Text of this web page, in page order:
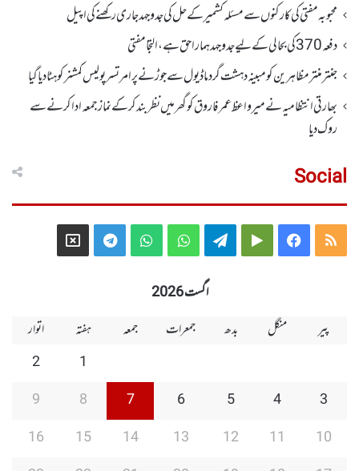
محبوبہ مفتی کی کارکنوں سے مسئلہ کشمیر کے حل کی جدوجہد جاری رکھنے کی اپیل
دفعہ370کی بحالی کے لیے جدوجہد ہمارا حق ہے، التجا مفتی
جنتر منتر مظاہرین کو مبینہ دہشت گرد ماڈیول سے جوڑنے پر امرتسر پولیس کمشنر کو ہٹا دیاگیا
بھارتی انتظامیہ نے میر واعظ عمر فاروق کو گھر میں نظر بندکر کے نماز جمعہ ادا کرنے سے
روک دیا
Social
RSS
Facebook
Google
Telegram
WhatsApp
WhatsApp
Telegram
X
اگست 2026
پیر
منگل بدھ جمعرات جمعہ ہفتہ
اتوار
1
2
3
4
5
6
7
8
9
10
11
12
13
14
15
16